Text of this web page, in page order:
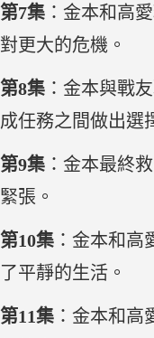
第7集 ：金本和高
對更大的危機。
第8集 ：金本與戰
成任務之間做出選
第9集 ：金本最終
緊張。
第10集 ：金本和
了平靜的生活。
第11集 ：金本和